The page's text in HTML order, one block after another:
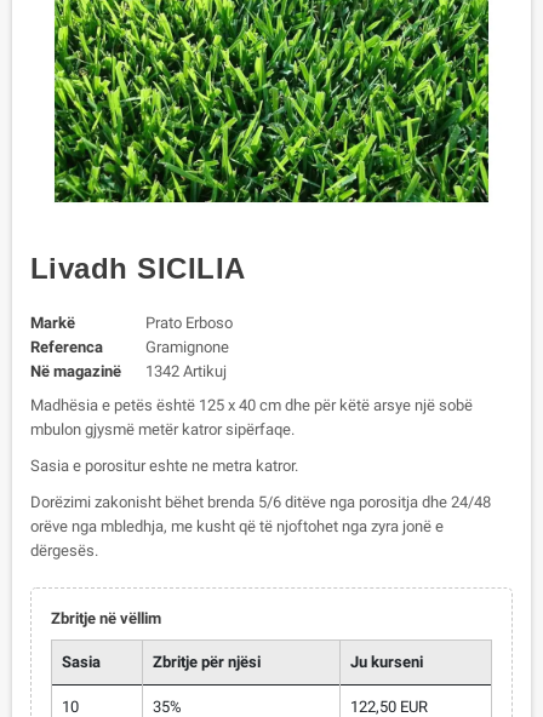
Livadh SICILIA
Markë
Prato Erboso
Referenca
Gramignone
Në magazinë
1342 Artikuj
Madhësia e petës është 125 x 40 cm dhe për këtë arsye një sobë
mbulon gjysmë metër katror sipërfaqe.
Sasia e porositur eshte ne metra katror.
Dorëzimi zakonisht bëhet brenda 5/6 ditëve nga porositja dhe 24/48
orëve nga mbledhja, me kusht që të njoftohet nga zyra jonë e
dërgesës.
Zbritje në vëllim
Sasia Zbritje për njësi Ju kurseni
10 35% 122,50 EUR